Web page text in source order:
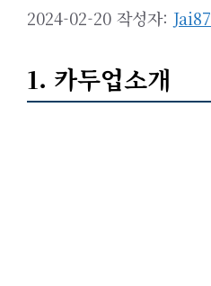
2024-02-20 작성자: Jai87
1. 카두업소개